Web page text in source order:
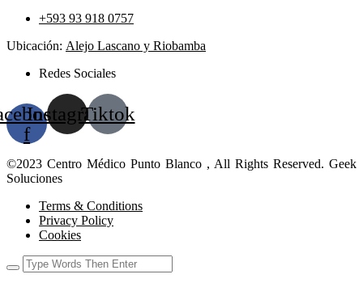
+593 93 918 0757
Ubicación: Alejo Lascano y Riobamba
Redes Sociales
f
InstagramTiktok
©2023 Centro Médico Punto Blanco , All Rights Reserved. Geek
Soluciones
Terms & Conditions
Privacy Policy
Cookies